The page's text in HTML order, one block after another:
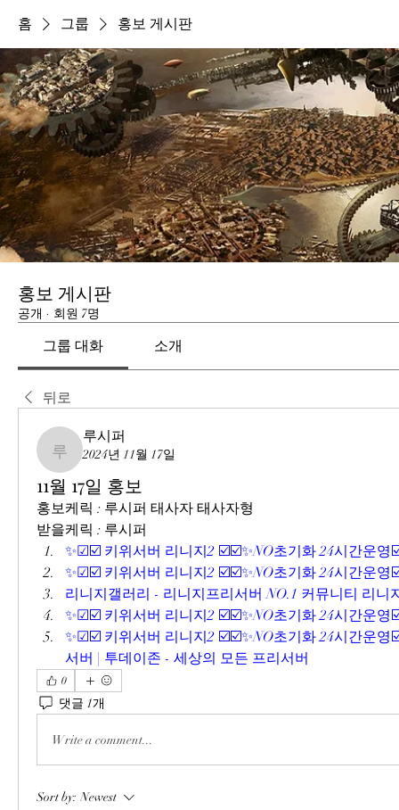
홈 그룹 홍보 게시판
홍보 게시판
공개 · 회원 7명
그룹 대화 소개
뒤로
루시퍼
루시퍼
2024년 11월 17일
11월 17일 홍보
홍보케릭 : 루시퍼 태사자 태사자형
받을케릭 : 루시퍼
✨☑☑️ 키위서버 리니지2 ☑️☑️✨NO초기화 24시간운
✨☑☑️ 키위서버 리니지2 ☑️☑️✨NO초기화 24시간운
리니지갤러리 - 리니지프리서버 NO.1 커뮤니티 리니
✨☑☑️ 키위서버 리니지2 ☑️☑️✨NO초기화 24시간운
✨☑☑️ 키위서버 리니지2 ☑️☑️✨NO초기화 24시간운영
서버 | 투데이존 - 세상의 모든 프리서버
0
댓글 1개
Write a comment...
Sort by: Newest